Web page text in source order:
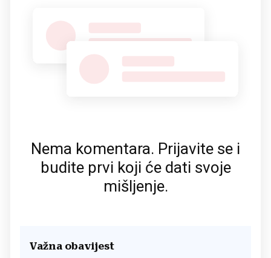
Nema komentara. Prijavite se i
budite prvi koji će dati svoje
mišljenje.
Važna obavijest